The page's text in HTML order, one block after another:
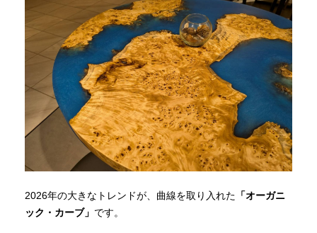
2026年の大きなトレンドが、曲線を取り入れた 「オーガニ
ック・カーブ」 です。